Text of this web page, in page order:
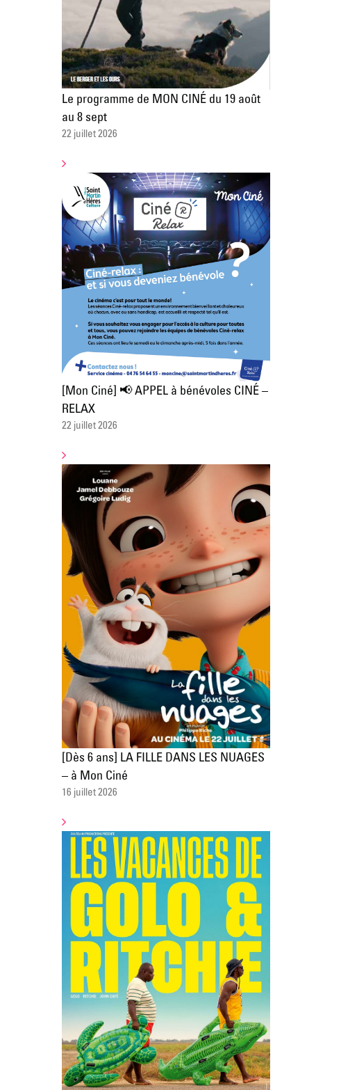
Le programme de MON CINÉ du 19 août
au 8 sept
22 juillet 2026
[Mon Ciné] 📢 APPEL à bénévoles CINÉ –
RELAX
22 juillet 2026
[Dès 6 ans] LA FILLE DANS LES NUAGES
– à Mon Ciné
16 juillet 2026